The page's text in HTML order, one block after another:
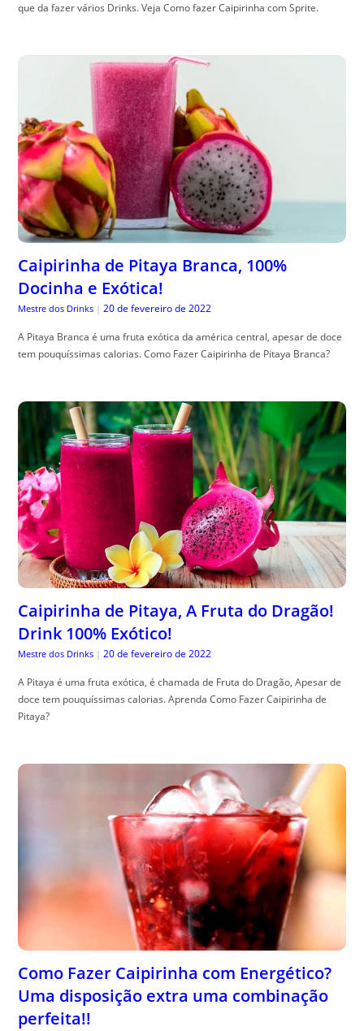
que da fazer vários Drinks. Veja Como fazer Caipirinha com Sprite.
Caipirinha de Pitaya Branca, 100%
Docinha e Exótica!
Mestre dos Drinks | 20 de fevereiro de 2022
A Pitaya Branca é uma fruta exótica da américa central, apesar de doce
tem pouquíssimas calorias. Como Fazer Caipirinha de Pitaya Branca?
Caipirinha de Pitaya, A Fruta do Dragão!
Drink 100% Exótico!
Mestre dos Drinks | 20 de fevereiro de 2022
A Pitaya é uma fruta exótica, é chamada de Fruta do Dragão, Apesar de
doce tem pouquíssimas calorias. Aprenda Como Fazer Caipirinha de
Pitaya?
Como Fazer Caipirinha com Energético?
Uma disposição extra uma combinação
perfeita!!